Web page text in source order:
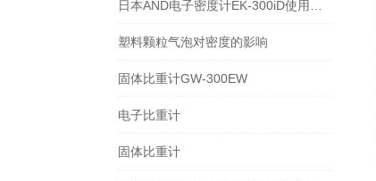
塑料颗粒气泡对密度的影响
固体比重计GW-300EW
电子比重计
固体比重计